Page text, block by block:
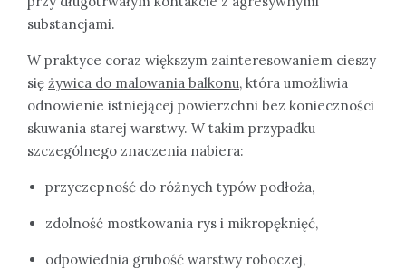
substancjami.
W praktyce coraz większym zainteresowaniem cieszy
się żywica do malowania balkonu, która umożliwia
odnowienie istniejącej powierzchni bez konieczności
skuwania starej warstwy. W takim przypadku
szczególnego znaczenia nabiera:
przyczepność do różnych typów podłoża,
zdolność mostkowania rys i mikropęknięć,
odpowiednia grubość warstwy roboczej,